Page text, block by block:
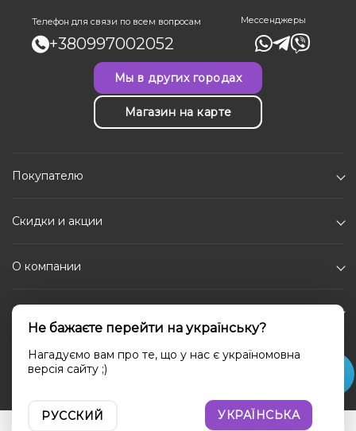
Телефон для связи по всем вопросам
+380997002052
Мессенджеры
Мы в других городах
Магазин на карте
Покупателю
Скидки и акции
О компании
Каталог
Социальные сети
Не бажаєте перейти на українську?
Нагадуємо вам про те, що у нас є україномовна
версія сайту ;)
РУССКИЙ УКРАЇНСЬКА